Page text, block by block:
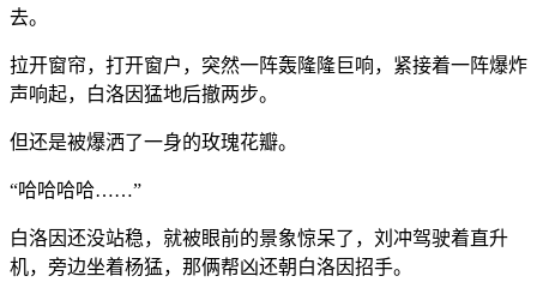
去。
拉开窗帘，打开窗户，突然一阵轰隆隆巨响，紧接着一阵爆炸
声响起，白洛因猛地后撤两步。
但还是被爆洒了一身的玫瑰花瓣。
“哈哈哈哈……”
白洛因还没站稳，就被眼前的景象惊呆了，刘冲驾驶着直升
机，旁边坐着杨猛，那俩帮凶还朝白洛因招手。